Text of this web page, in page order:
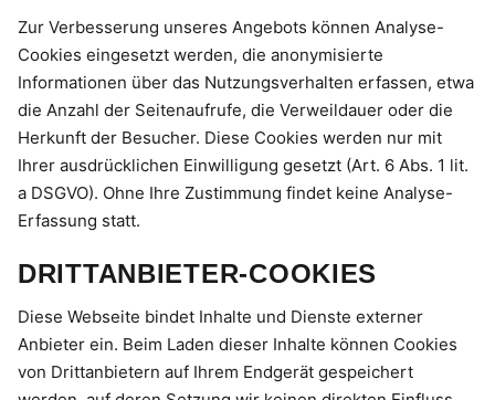
Zur Verbesserung unseres Angebots können Analyse-
Cookies eingesetzt werden, die anonymisierte
Informationen über das Nutzungsverhalten erfassen, etwa
die Anzahl der Seitenaufrufe, die Verweildauer oder die
Herkunft der Besucher. Diese Cookies werden nur mit
Ihrer ausdrücklichen Einwilligung gesetzt (Art. 6 Abs. 1 lit.
a DSGVO). Ohne Ihre Zustimmung findet keine Analyse-
Erfassung statt.
DRITTANBIETER-COOKIES
Diese Webseite bindet Inhalte und Dienste externer
Anbieter ein. Beim Laden dieser Inhalte können Cookies
von Drittanbietern auf Ihrem Endgerät gespeichert